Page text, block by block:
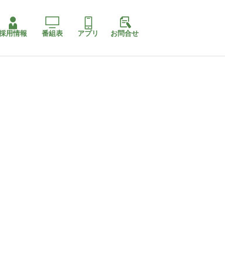
用情報 番組表 アプリ お問合せ
リコ